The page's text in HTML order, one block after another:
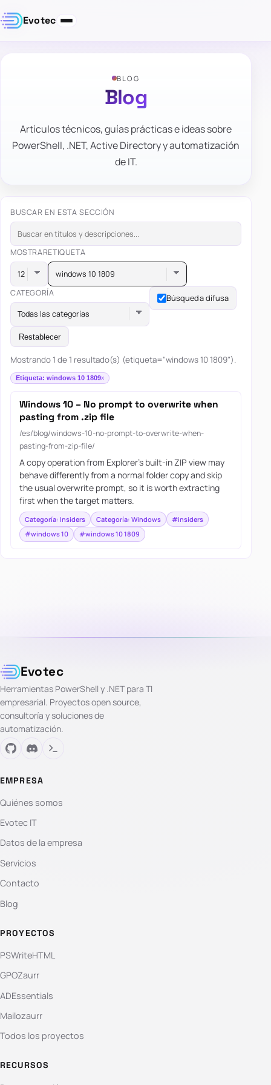
Evotec
BLOG
Blog
Artículos técnicos, guías prácticas e ideas sobre
PowerShell, .NET, Active Directory y automatización
de IT.
BUSCAR EN ESTA SECCIÓN
MOSTRARETIQUETA
windows 10 1809
CATEGORÍA
Todas las categorías
Búsqueda difusa
Restablecer
Mostrando 1 de 1 resultado(s) (etiqueta="windows 10 1809").
Etiqueta: windows 10 1809
Windows 10 – No prompt to overwrite when
pasting from .zip file
/es/blog/windows-10-no-prompt-to-overwrite-when-
pasting-from-zip-file/
A copy operation from Explorer's built-in ZIP view may
behave differently from a normal folder copy and skip
the usual overwrite prompt, so it is worth extracting
first when the target matters.
Categoría: Insiders Categoría: Windows
#insiders
#windows 10
#windows 10 1809
Evotec
Herramientas PowerShell y .NET para TI
empresarial. Proyectos open source,
consultoría y soluciones de
automatización.
EMPRESA
Quiénes somos
Evotec IT
Datos de la empresa
Servicios
Contacto
Blog
PROYECTOS
PSWriteHTML
GPOZaurr
ADEssentials
Mailozaurr
Todos los proyectos
RECURSOS